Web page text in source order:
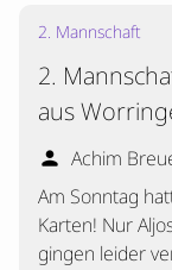
Home
Beiträge
Ranglisten
Termine
2. Mannschaft
2.
aus
person Achim
Am Sonntag
Karten! Nur
gingen leider